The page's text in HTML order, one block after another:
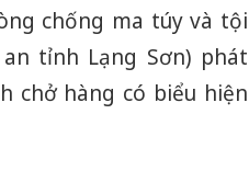
chống ma túy và tội
tỉnh Lạng Sơn) phát
chở hàng có biểu hiện